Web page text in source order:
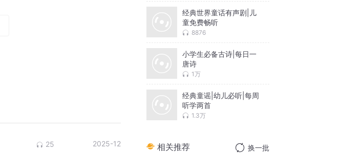
25 2025-12
经典世界童话有声剧|儿
童免费畅听
8876
小学生必备古诗|每日一
唐诗
1万
经典童谣|幼儿必听|每周
听学两首
1.3万
相关推荐 换一批